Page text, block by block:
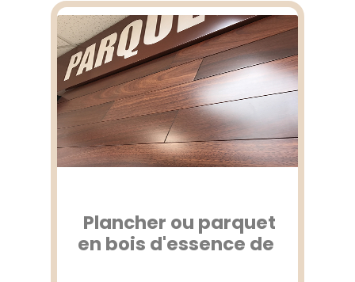
Plancher ou parquet
en bois d'essence de